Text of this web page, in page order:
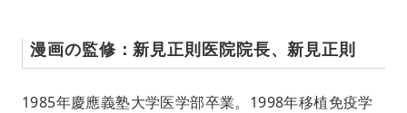
漫画の監修：新見正則医院院長、新見正則
1985年慶應義塾大学医学部卒業。1998年移植免疫学